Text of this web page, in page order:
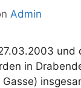
Admin
und
in